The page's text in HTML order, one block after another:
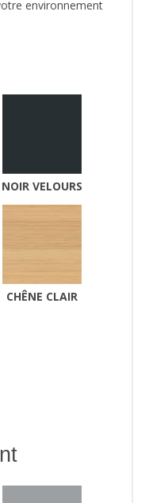
environnement
NOIR VELOURS
CHÊNE CLAIR